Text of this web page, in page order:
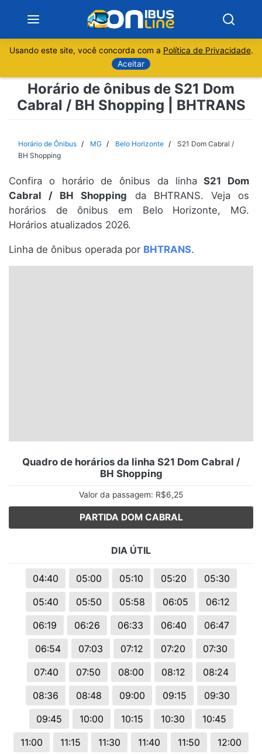
Sobre
São Paulo
Rio de Janeiro
Espírito Santo
Paraná
Usando este site, você concorda com a Política de Privacidade.
Aceitar
Horário de ônibus de S21 Dom
Cabral / BH Shopping | BHTRANS
Horário de Ônibus MG Belo Horizonte
S21 Dom Cabral /
BH Shopping
Confira o horário de ônibus da linhaS21 Dom
Cabral / BH Shopping da BHTRANS. Veja os
horários de ônibus em Belo Horizonte, MG.
Horários atualizados 2026.
Linha de ônibus operada por BHTRANS.
Quadro de horários da linha S21 Dom Cabral /
BH Shopping
Valor da passagem: R$6,25
PARTIDA DOM CABRAL
DIA ÚTIL
04:40 05:00 05:10 05:20
05:30
05:40
05:50 05:58 06:05
06:12
06:19
06:26 06:33 06:40
06:47
06:54
07:03 07:12 07:20
07:30
07:40
07:50 08:00 08:12
08:24
08:36
08:48 09:00 09:15
09:30
09:45
10:00 10:15 10:30
10:45
11:00
11:15 11:30 11:40 11:50
12:00